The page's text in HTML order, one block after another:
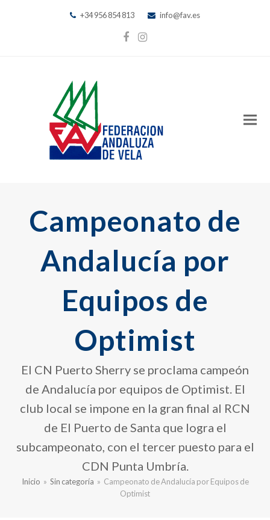
+34 956 854 813 info@fav.es
Facebook
Instagram
Campeonato de
Andalucía por
Equipos de
Optimist
El CN Puerto Sherry se proclama campeón
de Andalucía por equipos de Optimist. El
club local se impone en la gran final al RCN
de El Puerto de Santa que logra el
subcampeonato, con el tercer puesto para el
CDN Punta Umbría.
Inicio » Sin categoría » Campeonato de Andalucía por Equipos de
Optimist